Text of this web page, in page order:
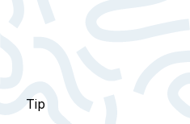
Tip